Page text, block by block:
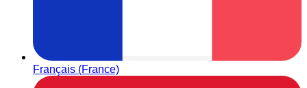
Français (France)